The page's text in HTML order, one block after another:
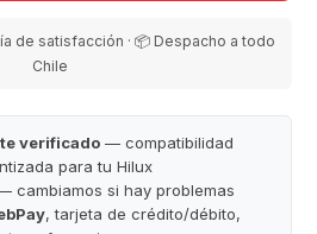
de satisfacción · 📦 Despacho a todo
Chile
verificado — compatibilidad
para tu Hilux
cambiamos si hay problemas
, tarjeta de crédito/débito,